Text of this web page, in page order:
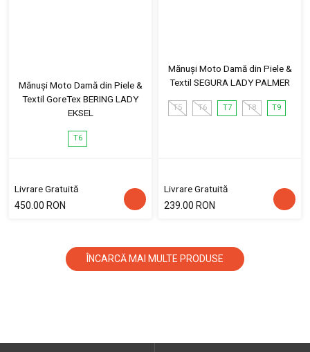
Mănuși Moto Damă din Piele &
Textil GoreTex BERING LADY
EKSEL
T6
Livrare Gratuită
450.00 RON
Mănuși Moto Damă din Piele &
Textil SEGURA LADY PALMER
T5 T6 T7 T8 T9
Livrare Gratuită
239.00 RON
ÎNCARCĂ MAI MULTE PRODUSE